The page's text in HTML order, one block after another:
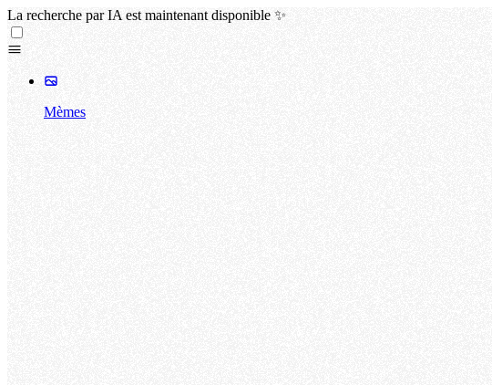
La recherche par IA est maintenant disponible ✨
Mèmes